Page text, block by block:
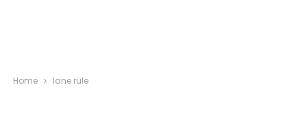
Home lane rule